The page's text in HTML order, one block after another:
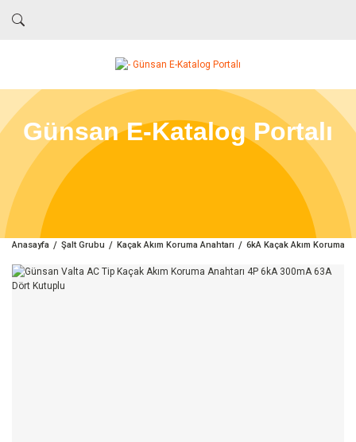
Günsan E-Katalog Portalı
Anasayfa Şalt Grubu Kaçak Akım Koruma Anahtarı 6kA Kaçak Akım Koruma